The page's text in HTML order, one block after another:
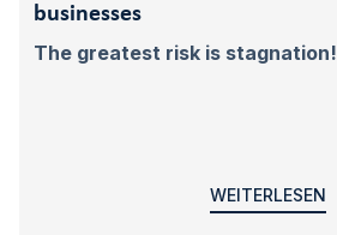
businesses
The greatest risk is stagnation!
WEITERLESEN